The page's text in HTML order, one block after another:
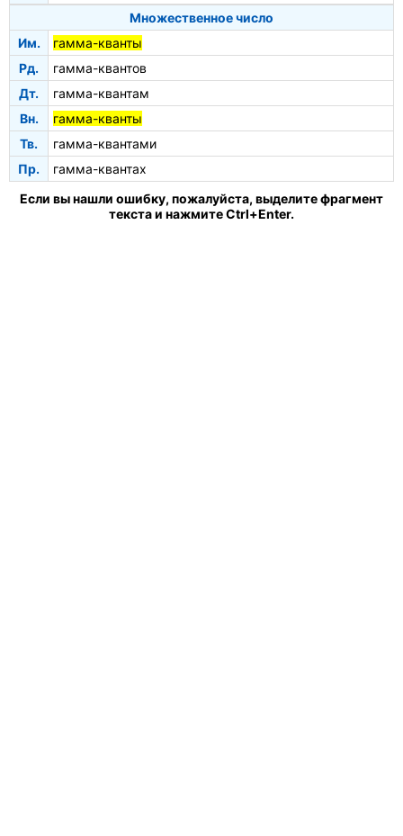
Множественное число
Им.
гамма-кванты
Рд.
гамма-квантов
Дт.
гамма-квантам
Вн.
гамма-кванты
Тв.
гамма-квантами
Пр.
гамма-квантах
Если вы нашли ошибку, пожалуйста, выделите фрагмент
текста и нажмите Ctrl+Enter.